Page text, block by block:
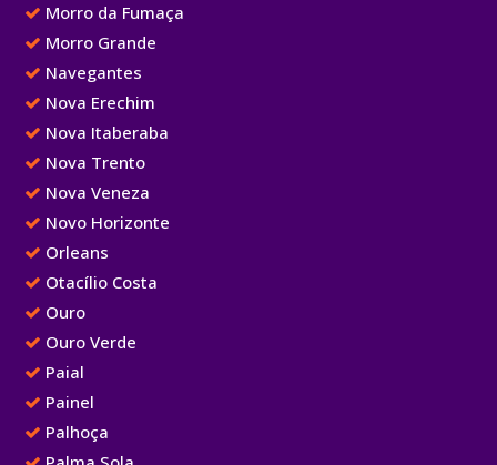
Morro da Fumaça
Morro Grande
Navegantes
Nova Erechim
Nova Itaberaba
Nova Trento
Nova Veneza
Novo Horizonte
Orleans
Otacílio Costa
Ouro
Ouro Verde
Paial
Painel
Palhoça